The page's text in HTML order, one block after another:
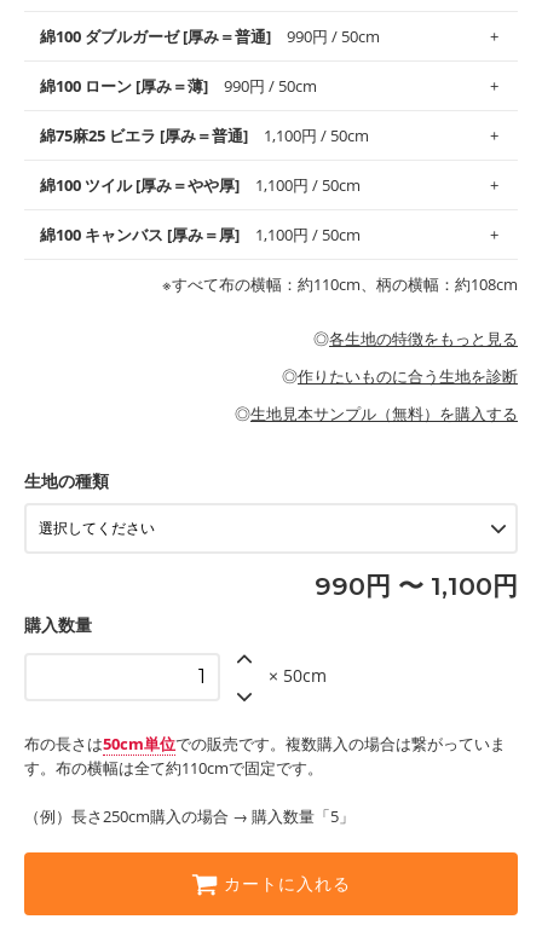
使いやすさNo.1！しなやかさと適度な張りを併せ持ち、通気性の
高さがオックス生地の特徴です。当サイトのオックス生地は、
般にお使いいただけます。
※レッスンバッグ、上履き袋などの通園通学グッズにはツイル生
・布団カバーなどの寝具、カーテン
綿100 ダブルガーゼ [厚み＝普通] 990円 / 50cm
柔らかくふんわりとした肌触りが特徴です。ベビー用品やハンカ
チなど直接肌に触れるアイテムに最適です。高い吸湿性・通気性
す。
・スタイ、おくるみなどのベビーグッズ
・ブラウス、チュニック、ワンピースなどの洋服
・パジャマなどの寝具
綿100 ローン [厚み＝薄] 990円 / 50cm
上質で薄手の平織りの生地です。軽やかさとなめらかな手触りの
良さが魅力。透け感があるので、涼しげなトップスなどに最適で
・ブラウス、シャツ、チュニックなどのトップス
綿75麻25 ビエラ [厚み＝普通] 1,100円 / 50cm
コットン75％リネン25％の当店のビエラ生地は、オックス生地よ
りもふんわりとした柔らかい質感と適度な落ち感を感じられるの
綿100 ツイル [厚み＝やや厚] 1,100円 / 50cm
綾織りの生地です。しっかりとした張りと厚みがありながらも柔
らかいのが特徴です。生地の厚みは中厚手です。1枚でも透け感
・カーテン、エプロン、テーブルクロスなどの暮らしのアイテム
・パンツ、タックスカートなどのボトムス
もっと詳しく見る
綿100 キャンバス [厚み＝厚] 1,100円 / 50cm
耐久性があります。トートバッグ・ポーチ・ペンケースなどの布
小物、インテリア用品に向いています。
・工作用エプロン
もっと詳しく見る
※すべて布の横幅：約110cm、柄の横幅：約108cm
◎各生地の特徴をもっと見る
◎作りたいものに合う生地を診断
◎生地見本サンプル（無料）を購入する
生地の種類
990円 〜 1,100円
購入数量
× 50cm
布の長さは50cm単位での販売です。複数購入の場合は繋がっていま
す。布の横幅は全て約110cmで固定です。
（例）長さ250cm購入の場合 → 購入数量「5」
カートに入れる